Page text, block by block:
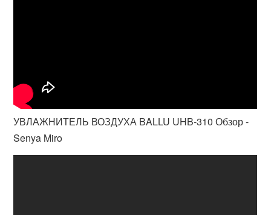
УВЛАЖНИТЕЛЬ ВОЗДУХА BALLU UHB-310 Обзор -
Senya Miro